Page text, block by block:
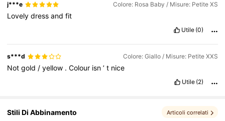
j***e Colore: Rosa Baby / Misure: Petite XS
Lovelydressandfit
Utile (0)
s***d Colore: Giallo / Misure: Petite XXS
Notgold /yellow .Colour isn’t nice
Utile (2)
Stili Di Abbinamento Articoli correlati